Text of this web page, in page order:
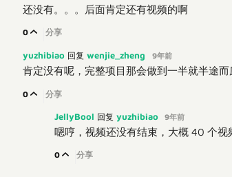
还没有。。。后面肯定还有视频的啊
0 分享
yuzhibiao 回复 wenjie_zheng 9年前
肯定没有呢，完整项目那会做到一半就半途而
0 分享
JellyBool 回复 yuzhibiao 9年前
嗯哼，视频还没有结束，大概 40 个视
0 分享